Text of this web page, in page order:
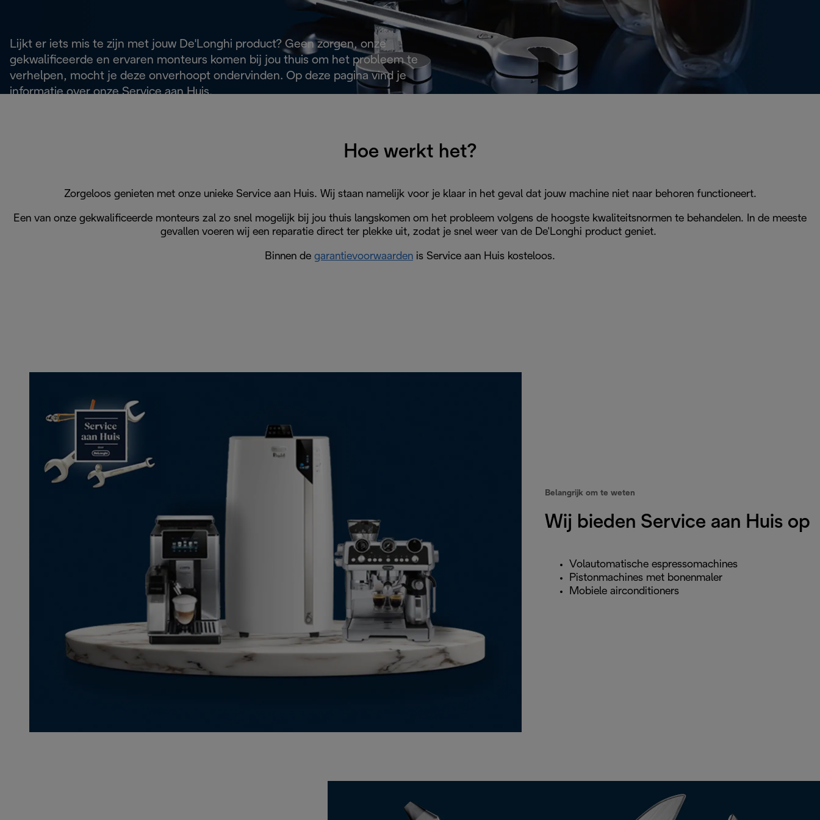
Lijkt er iets mis te zijn met jouw De'Longhi product? Geen zorgen, onze
gekwalificeerde en ervaren monteurs komen bij jou thuis om het probleem te
verhelpen, mocht je deze onverhoopt ondervinden. Op deze pagina vind je
informatie over onze Service aan Huis.
Hoe werkt het?
Zorgeloos genieten met onze unieke Service aan Huis. Wij staan namelijk voor je klaar in het geval dat jouw machine niet naar behoren functioneert.
Een van onze gekwalificeerde monteurs zal zo snel mogelijk bij jou thuis langskomen om het probleem volgens de hoogste kwaliteitsnormen te behandelen. In de meeste
gevallen voeren wij een reparatie direct ter plekke uit, zodat je snel weer van de De'Longhi product geniet.
Binnen de garantievoorwaarden is Service aan Huis kosteloos.
Belangrijk om te weten
Wij bieden Service aan Huis op
Volautomatische espressomachines
Pistonmachines met bonenmaler
Mobiele airconditioners